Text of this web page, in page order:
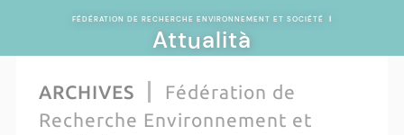
FÉDÉRATION DE RECHERCHE ENVIRONNEMENT ET SOCIÉTÉ |
Attualità
ARCHIVES
Fédération de
Recherche Environnement et